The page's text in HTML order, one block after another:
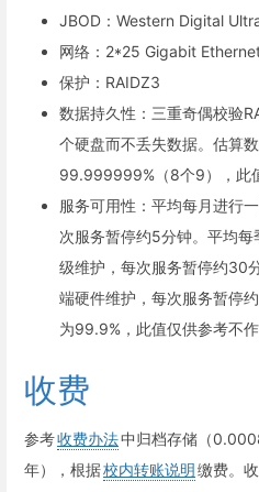
JBOD：Western Digital
网络：2*25 Gigabit
保护：RAIDZ3
数据持久性：三重奇偶校验
个硬盘而不丢失数据。估算
99.999999%（8个9），此
服务可用性：平均每月进行
次服务暂停约5分钟。平均
级维护，每次服务暂停约30
端硬件维护，每次服务暂停
为99.9%，此值仅供参考不作
收费
参考收费办法中归档存储（
年），根据校内转账说明缴费。